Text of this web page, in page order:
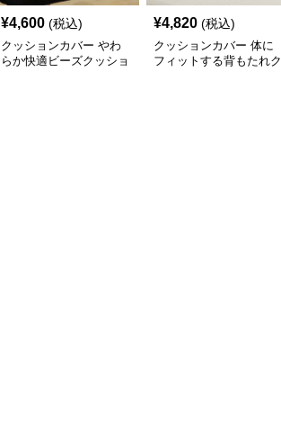
¥4,600 (税込)
クッションカバー やわ
らか快適ビーズクッショ
¥4,820 (税込)
クッションカバー 体に
フィットする背もたれク